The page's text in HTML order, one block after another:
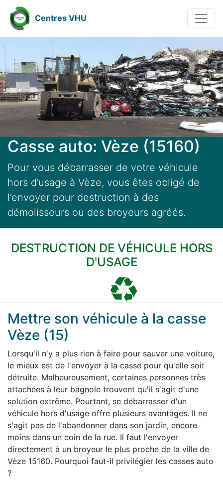
Centres VHU
Casse auto: Vèze (15160)
Pour vous débarrasser de votre véhicule
hors d’usage à Vèze, vous êtes obligé de
l’envoyer pour destruction à des
démolisseurs ou des broyeurs agréés.
DESTRUCTION DE VÉHICULE HORS
D'USAGE
Mettre son véhicule à la casse
Vèze (15)
Lorsqu'il n'y a plus rien à faire pour sauver une voiture,
le mieux est de l'envoyer à la casse pour qu'elle soit
détruite. Malheureusement, certaines personnes très
attachées à leur bagnole trouvent qu'il s'agit d'une
solution extrême. Pourtant, se débarrasser d'un
véhicule hors d'usage offre plusieurs avantages. Il ne
s'agit pas de l'abandonner dans son jardin, encore
moins dans un coin de la rue. Il faut l'envoyer
directement à un broyeur le plus proche de la ville de
Vèze 15160. Pourquoi faut-il privilégier les casses auto
?